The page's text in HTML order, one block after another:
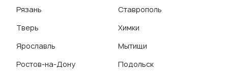
Рязань
Тверь
Ярославль
Ростов-на-Дону
Ставрополь
Химки
Мытищи
Подольск